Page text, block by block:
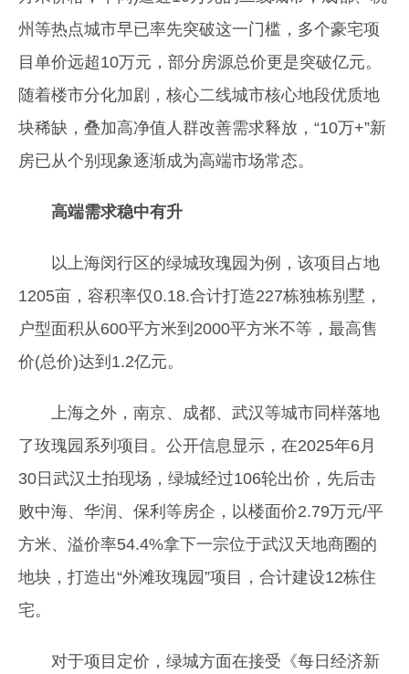
州等热点城市早已率先突破这一门槛，多个豪宅项
目单价远超10万元，部分房源总价更是突破亿元。
随着楼市分化加剧，核心二线城市核心地段优质地
块稀缺，叠加高净值人群改善需求释放，“10万+”新
房已从个别现象逐渐成为高端市场常态。
高端需求稳中有升
以上海闵行区的绿城玫瑰园为例，该项目占地
1205亩，容积率仅0.18.合计打造227栋独栋别墅，
户型面积从600平方米到2000平方米不等，最高售
价(总价)达到1.2亿元。
上海之外，南京、成都、武汉等城市同样落地
了玫瑰园系列项目。公开信息显示，在2025年6月
30日武汉土拍现场，绿城经过106轮出价，先后击
败中海、华润、保利等房企，以楼面价2.79万元/平
方米、溢价率54.4%拿下一宗位于武汉天地商圈的
地块，打造出“外滩玫瑰园”项目，合计建设12栋住
宅。
对于项目定价，绿城方面在接受《每日经济新